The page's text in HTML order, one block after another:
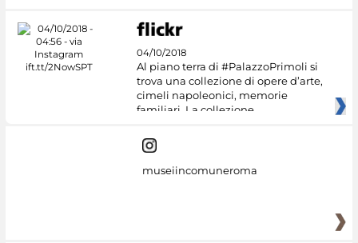
04/10/2018
Al piano terra di #PalazzoPrimoli si
trova una collezione di opere d’arte,
cimeli napoleonici, memorie
familiari. La collezione
museiincomuneroma